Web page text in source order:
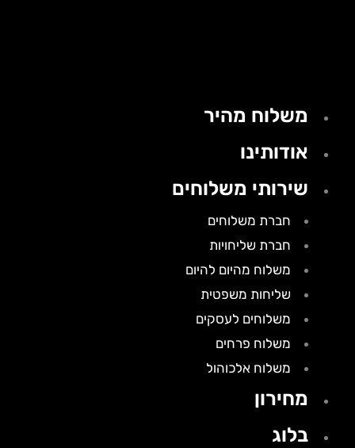
משלוח מהיר
אודותינו
שירותי משלוחים
חברת משלוחים
חברת שליחויות
משלוח מהיום להיום
שליחות משפטית
משלוחים לעסקים
משלוח פרחים
משלוח אלכוהול
מחירון
בלוג